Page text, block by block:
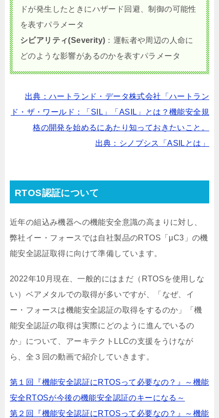
ドが発生したときにハザード回避、制御の可能性
を表すパラメータ
シビアリティ(Severity) ：運転者や周辺の人命に
どのような影響があるのかを表すパラメータ
出典：ハートランド・データ株式会社「ハートラン
ド・ザ・ワールド：「SIL」「ASIL」とは？機能安全規
格の開発を始めるにあたり知っておきたいこと。
出典：シノプシス「ASILとは」
RTOS認証について
近年の組込み機器への機能安全意識の高まりに対し、
弊社イー・フォースでは自社製品のRTOS「μC3」の機
能安全認証取得に向けて準備しています。
2022年10月現在、一般的にはまだ（RTOSを使用しな
い）ベアメタルでの取得が多いですが、「なぜ、イ
ー・フォースは機能安全認証の取得をするのか」「機
能安全認証の取得は実際にどのように進んでいるの
か」について、アーキテクトLLCの支援をうけなが
ら、全３回の動画で紹介していきます。
第１回『機能安全認証にRTOSって必要なの？』～機能
安全RTOSが今後の機能安全認証のキーになる～
第２回『機能安全認証にRTOSって必要なの？』～機能